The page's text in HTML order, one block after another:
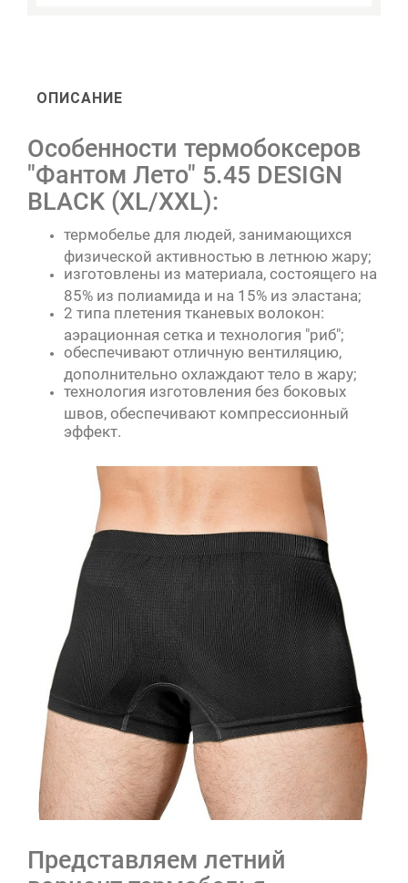
ОПИСАНИЕ
Особенности термобоксеров
"Фантом Лето" 5.45 DESIGN
BLACK (XL/XXL):
термобелье для людей, занимающихся
физической активностью в летнюю жару;
изготовлены из материала, состоящего на
85% из полиамида и на 15% из эластана;
2 типа плетения тканевых волокон:
аэрационная сетка и технология "риб";
обеспечивают отличную вентиляцию,
дополнительно охлаждают тело в жару;
технология изготовления без боковых
швов, обеспечивают компрессионный
эффект.
Представляем летний